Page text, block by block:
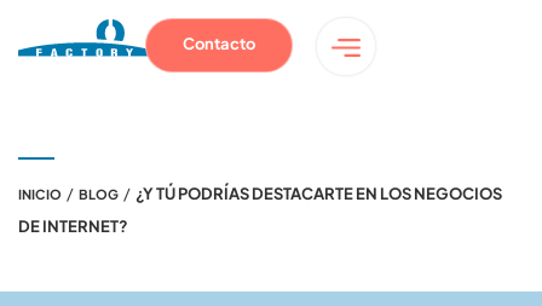
Contacto
INICIO / BLOG / ¿Y TÚ PODRÍAS DESTACARTE EN LOS NEGOCIOS
DE INTERNET?